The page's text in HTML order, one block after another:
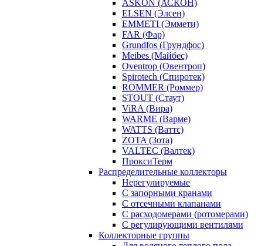
ASKON (АСКОН)
ELSEN (Элсен)
EMMETI (Эммети)
FAR (Фар)
Grundfos (Грундфос)
Meibes (Майбес)
Oventrop (Овентроп)
Spirotech (Спиротек)
ROMMER (Роммер)
STOUT (Стаут)
ViRA (Вира)
WARME (Варме)
WATTS (Ваттс)
ZOTA (Зота)
VALTEC (Валтек)
ПроксиТерм
Распределительные коллекторы
Нерегулируемые
С запорными кранами
С отсечными клапанами
С расходомерами (ротомерами)
С регулирующими вентилями
Коллекторные группы